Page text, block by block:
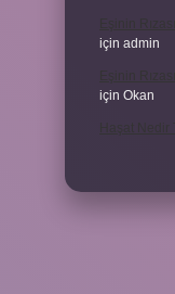
için admin
için Okan